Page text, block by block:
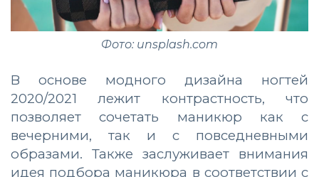
Фото: unsplash.com
В основе модного дизайна ногтей
2020/2021 лежит контрастность, что
позволяет сочетать маникюр как с
вечерними, так и с повседневными
образами. Также заслуживает внимания
идея подбора маникюра в соответствии с